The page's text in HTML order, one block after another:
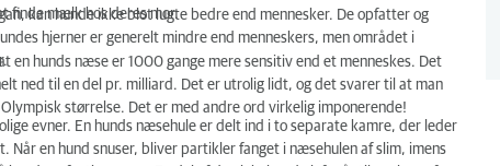
finde mælk hos deres mor.
kan hunde ikke blot lugte bedre end mennesker. De opfatter og
hjerner er generelt mindre end menneskers, men området i
en hunds næse er 1000 gange mere sensitiv end et menneskes. Det
ned til en del pr. milliard. Det er utrolig lidt, og det svarer til at man
størrelse. Det er med andre ord virkelig imponerende!
evner. En hunds næsehule er delt ind i to separate kamre, der leder
en hund snuser, bliver partikler fanget i næsehulen af slim, imens